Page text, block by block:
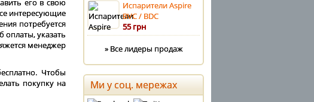
его в свою
интересующие
потребуется
оплаты, указать
менеджер
Чтобы
покупку на
Испарители Aspire
BVC / BDC
55 грн
» Все лидеры продаж
Ми у соц. мережах